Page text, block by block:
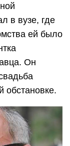
в вузе, где
ей было
Он
обстановке.